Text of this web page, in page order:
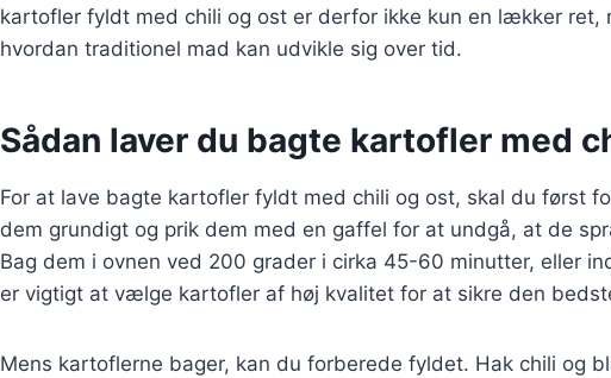
kartofler fyldt med chili og ost er derfor ikke kun en lækker ret,
hvordan traditionel mad kan udvikle sig over tid.
Sådan laver du bagte kartofler med
For at lave bagte kartofler fyldt med chili og ost, skal du først
dem grundigt og prik dem med en gaffel for at undgå, at de
Bag dem i ovnen ved 200 grader i cirka 45-60 minutter, eller
er vigtigt at vælge kartofler af høj kvalitet for at sikre den
Mens kartoflerne bager, kan du forberede fyldet. Hak chili og